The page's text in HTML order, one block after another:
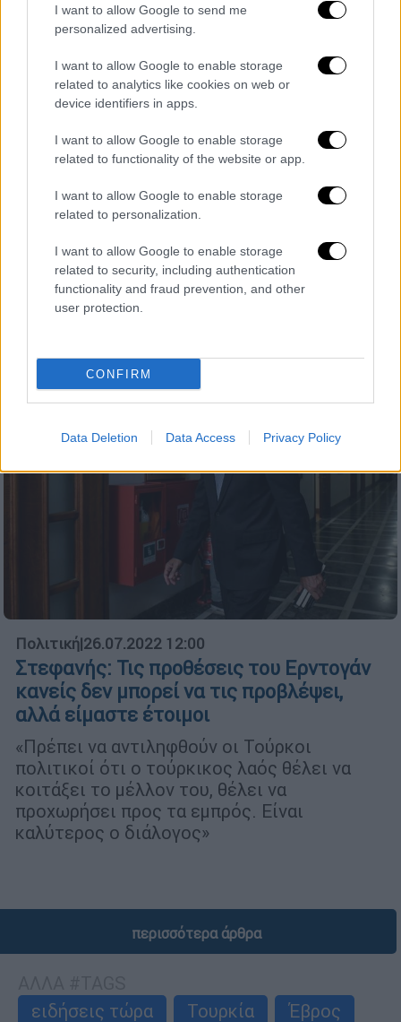
I want to allow Google to send me
personalized advertising.
I want to allow Google to enable storage
related to analytics like cookies on web or
device identifiers in apps.
I want to allow Google to enable storage
related to functionality of the website or app.
I want to allow Google to enable storage
related to personalization.
I want to allow Google to enable storage
related to security, including authentication
functionality and fraud prevention, and other
user protection.
CONFIRM
Data Deletion Data Access Privacy Policy
Πολιτική|09.01.2023 15:07
«Προβληματικά τα γερμανικά τανκς
Puma - Δεν επηρεάζεται η συμφωνία με
την Ελλάδα για τα Marder» - Τι εξηγεί ο
«Σε καμία περίπτωση δεν θα μείνουν γυμνά
τα ελληνικά νησιά», τόνισε ο πρώην
υφυπουργός Εθνικής Άμυνας
Πολιτική|26.07.2022 12:00
Στεφανής: Τις προθέσεις του Ερντογάν
κανείς δεν μπορεί να τις προβλέψει,
αλλά είμαστε έτοιμοι
«Πρέπει να αντιληφθούν οι Τούρκοι
πολιτικοί ότι ο τούρκικος λαός θέλει να
κοιτάξει το μέλλον του, θέλει να
προχωρήσει προς τα εμπρός. Είναι
καλύτερος ο διάλογος»
περισσότερα άρθρα
ειδήσεις τώρα
Τουρκία Έβρος